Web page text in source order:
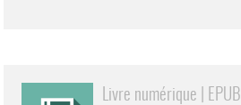
Livre numérique | EPUB